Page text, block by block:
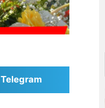
Telegram